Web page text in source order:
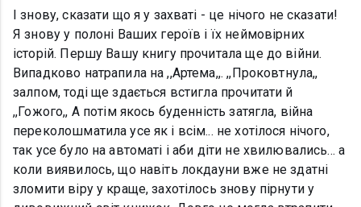
І знову, сказати що я у захваті - це нічого не сказати!
Я знову у полоні Ваших героїв і їх неймовірних
історій. Першу Вашу книгу прочитала ще до війни.
Випадково натрапила на ,,Артема,,. ,,Проковтнула,,
залпом, тоді ще здається встигла прочитати й
,,Гожого,, А потім якось буденність затягла, війна
переколошматила усе як і всім... не хотілося нічого,
так усе було на автоматі і аби діти не хвилювались... а
коли виявилось, що навіть локдауни вже не здатні
зломити віру у краще, захотілось знову пірнути у